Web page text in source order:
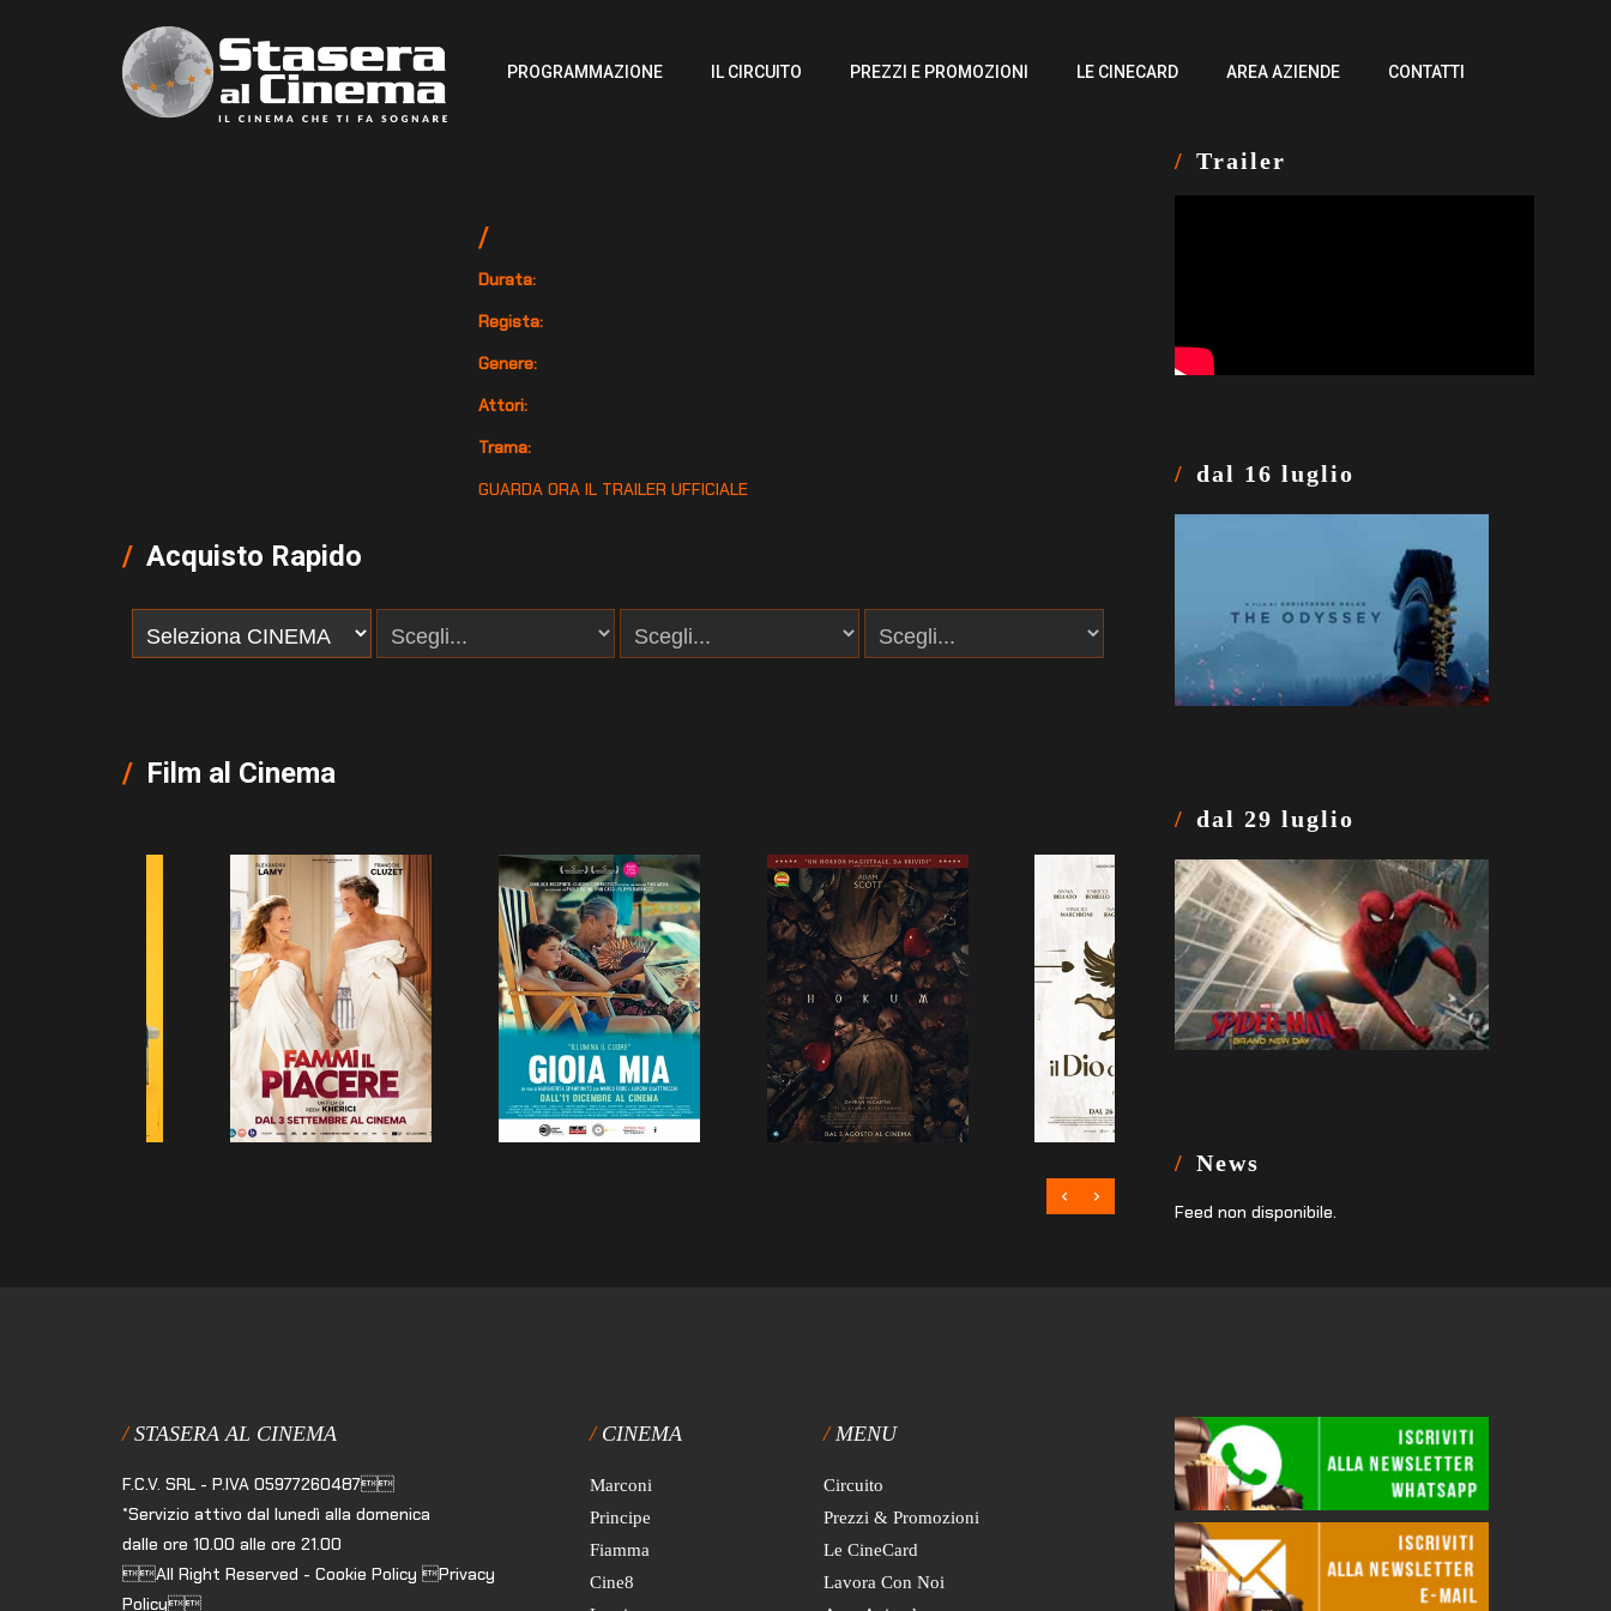
PROGRAMMAZIONE IL CIRCUITO PREZZI E PROMOZIONI LE CINECARD AREA AZIENDE CONTATTI
/
Durata:
Regista:
Genere:
Attori:
Trama:
GUARDA ORA IL TRAILER UFFICIALE
Acquisto Rapido
Film al Cinema
Trailer
dal 16 luglio
dal 29 luglio
News
Feed non disponibile.
STASERA AL CINEMA
F.C.V. SRL - P.IVA 05977260487
*Servizio attivo dal lunedì alla domenica
dalle ore 10.00 alle ore 21.00
All Right Reserved - Cookie Policy Privacy
Policy
CINEMA
Marconi
Principe
Fiamma
Cine8
MENU
Circuito
Prezzi & Promozioni
Le CineCard
Lavora Con Noi